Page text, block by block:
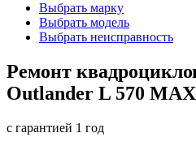
Выбрать марку
Выбрать модель
Выбрать неисправность
Ремонт
Outlander L 570 MAX
с гарантией 1 год